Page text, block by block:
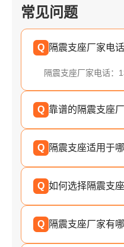
常见问题
Q 隔震支座厂家电
隔震支座厂家电话：
Q 靠谱的隔震支座
Q 隔震支座适用于
Q 如何选择隔震支座
Q 隔震支座厂家有哪